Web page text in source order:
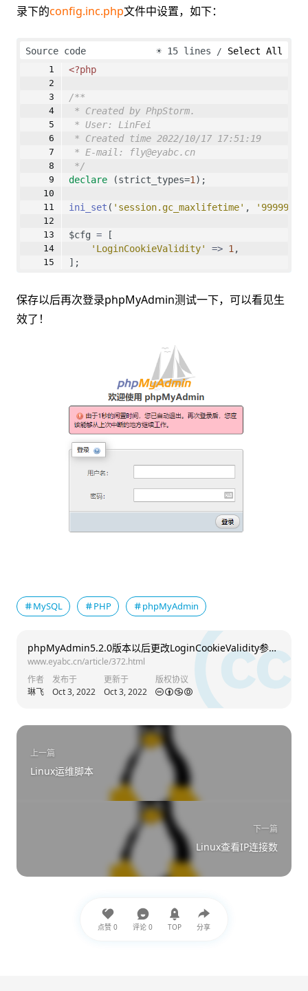
录下的config.inc.php文件中设置，如下：
Source code ☀ 15 lines
Select All
<?php
/**
* Created by PhpStorm.
* User: LinFei
* Created time 2022/10/17 17:51:19
* E-mail: fly@eyabc.cn
*/
declare (strict_types=1 );
ini_set ( 'session.gc_maxlifetime' ,
$cfg = [
'LoginCookieValidity'
=> 1 ,
];
保存以后再次登录phpMyAdmin测试一下，可以看见生
效了！
MySQL PHP phpMyAdmin
phpMyAdmin5.2.0版本以后更改LoginCookieValidity参数无效
www.eyabc.cn/article/372.html
作者
琳飞
发布于
Oct 3, 2022
更新于
Oct 3, 2022
版权协议
上一篇
Linux运维脚本
下一篇
Linux查看IP连接数
点赞 0 评论 0 TOP 分享